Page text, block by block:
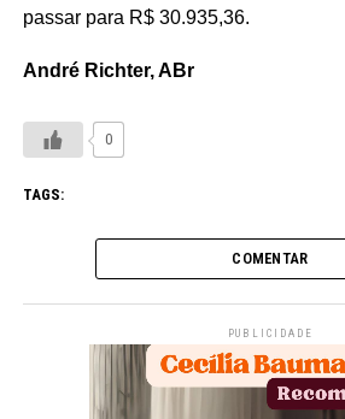
passar para R$ 30.935,36.
André Richter, ABr
0
TAGS:
COMENTAR
PUBLICIDADE